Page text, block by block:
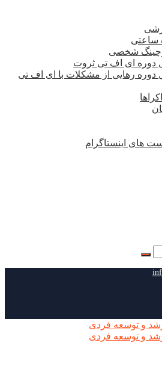
ساعتی
شخصی
ای اف تی ثروت
رهایی از مشکلات با ای اف تی
های اینستاگرام